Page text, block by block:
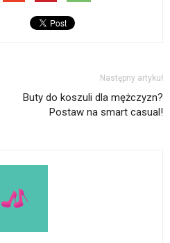
Następny artykuł
Buty do koszuli dla mężczyzn?
Postaw na smart casual!